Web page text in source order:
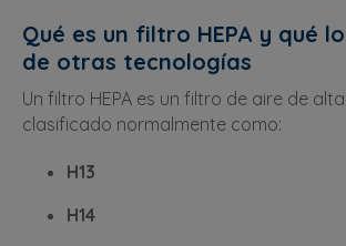
Qué es un filtro HEPA y qué
de otras tecnologías
Un filtro HEPA es un filtro de aire de
clasificado normalmente como:
H13
H14